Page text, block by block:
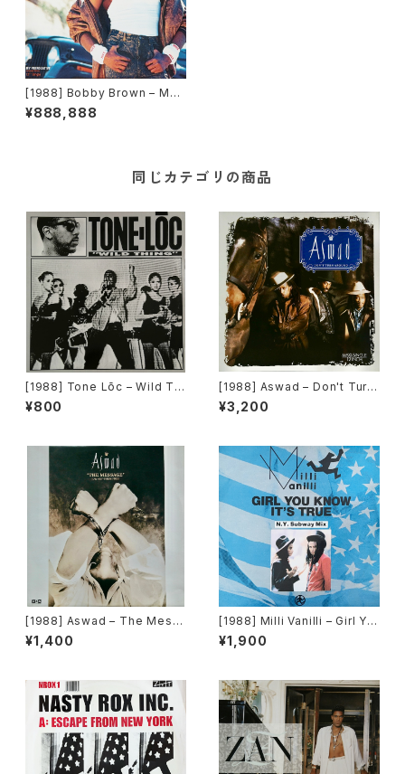
[1988] Bobby Brown – My
Prerogative (Extended Re
mix) [MCA Records]
¥888,888
同じカテゴリの商品
[1988] Tone Lōc – Wild Thi
ng [Delicious Vinyl]
¥800
[1988] Aswad – Don't Turn
Around [Island Records]
¥3,200
[1988] Aswad – The Mess
age / Set Them Free [Man
go / Island Records]
¥1,400
[1988] Milli Vanilli – Girl Yo
u Know It's True [Chrysalis
Records]
¥1,900